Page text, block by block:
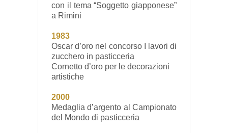
con il tema “Soggetto giapponese”
a Rimini
1983
Oscar d’oro nel concorso I lavori di
zucchero in pasticceria
Cornetto d’oro per le decorazioni
artistiche
2000
Medaglia d’argento al Campionato
del Mondo di pasticceria